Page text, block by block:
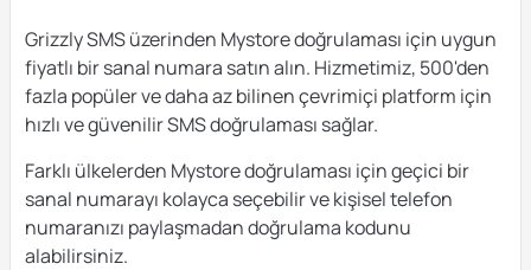
Grizzly SMS üzerinden Mystore doğrulaması için uygun
fiyatlı bir sanal numara satın alın. Hizmetimiz, 500'den
fazla popüler ve daha az bilinen çevrimiçi platform için
hızlı ve güvenilir SMS doğrulaması sağlar.
Farklı ülkelerden Mystore doğrulaması için geçici bir
sanal numarayı kolayca seçebilir ve kişisel telefon
numaranızı paylaşmadan doğrulama kodunu
alabilirsiniz.